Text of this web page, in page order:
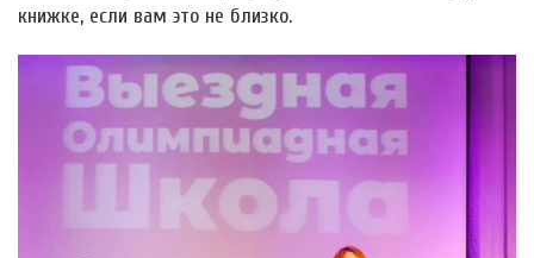
книжке, если вам это не близко.